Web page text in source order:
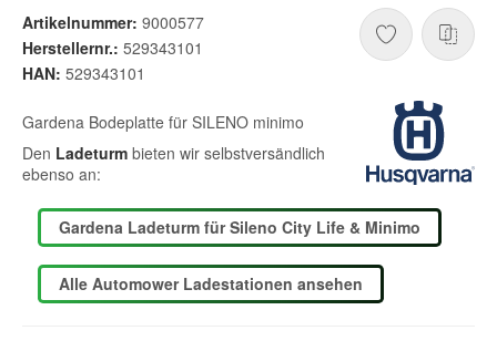
Artikelnummer: 9000577
Herstellernr.: 529343101
HAN: 529343101
Gardena Bodeplatte für SILENO minimo
Den Ladeturm bieten wir selbstversändlich
ebenso an:
Gardena Ladeturm für Sileno City Life & Minimo
Alle Automower Ladestationen ansehen